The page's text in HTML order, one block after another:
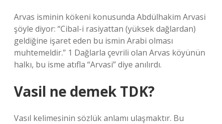
Arvas isminin kökeni konusunda Abdülhakim Arvasi
şöyle diyor: “Cibal-i rasiyattan (yüksek dağlardan)
geldiğine işaret eden bu ismin Arabi olması
muhtemeldir.” 1 Dağlarla çevrili olan Arvas köyünün
halkı, bu isme atıfla “Arvasi” diye anılırdı.
Vasil ne demek TDK?
Vasıl kelimesinin sözlük anlamı ulaşmaktır. Bu